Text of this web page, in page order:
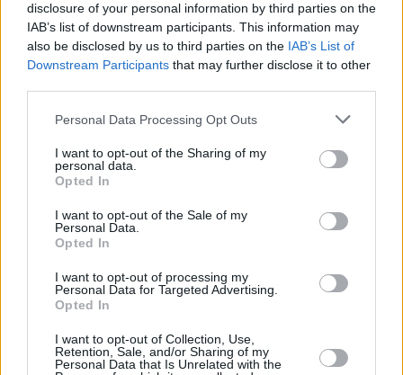
disclosure of your personal information by third parties on the
IAB’s list of downstream participants. This information may
also be disclosed by us to third parties on the IAB’s List of
Downstream Participants that may further disclose it to other
Please note that this website/app uses one or more Google
not limited to your visit or usage behaviour. You may click to
grant or deny consent to Google and its third-party tags to
use your data for below specified purposes in below Google
consent section.
Personal Data Processing Opt Outs
I want to opt-out of the Sharing of my
personal data.
Opted In
I want to opt-out of the Sale of my
Personal Data.
Opted In
I want to opt-out of processing my
Personal Data for Targeted Advertising.
Opted In
I want to opt-out of Collection, Use,
Retention, Sale, and/or Sharing of my
Personal Data that Is Unrelated with the
Eurohoops, Ülkerspor'un hikayesini huzurlarınıza taşımaya
devam ediyor.
Kuruluş, Yolların Kesişmesi,
Altyapı ve Ersan İlyasova (Bölüm
I)
04/SEP/23 11:03
Eurohoops Fırın, 1993'te açılıp 2006'da kapanan ve ülke
tarihini, tanıklarıyla konuşarak sizlerin huzuruna...
Edigin, Falco re-signs two
players
Plenty of Basketball Champions League offseason moves,